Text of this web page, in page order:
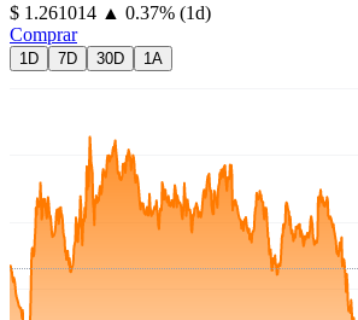
⁦$⁩ 1.261014 ▲ 0.37% (1d)
Comprar
1D 7D 30D 1A